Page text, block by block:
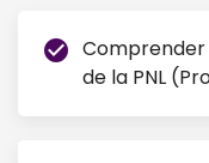
check_circle Comprender
de la PNL